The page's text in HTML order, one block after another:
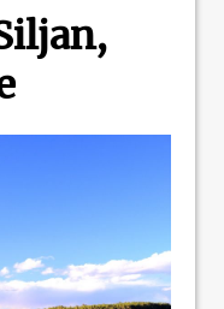
Heat de
pour les sportifs